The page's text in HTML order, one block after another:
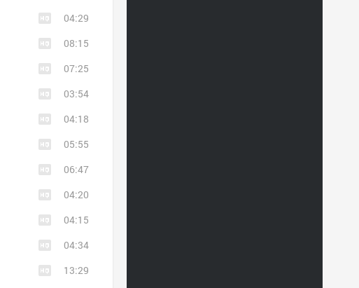
04:29
08:15
07:25
03:54
04:18
05:55
06:47
04:20
04:15
04:34
13:29